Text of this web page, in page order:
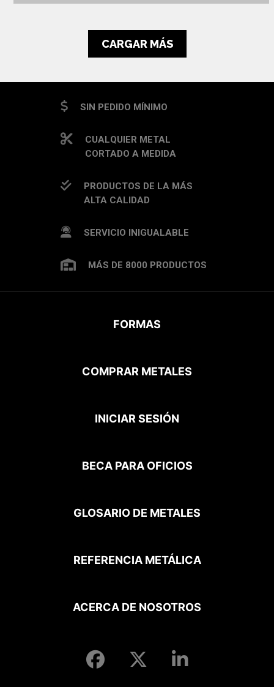
CARGAR MÁS
SIN PEDIDO MÍNIMO
CUALQUIER METAL
CORTADO A MEDIDA
PRODUCTOS DE LA MÁS
ALTA CALIDAD
SERVICIO INIGUALABLE
MÁS DE 8000 PRODUCTOS
FORMAS
COMPRAR METALES
INICIAR SESIÓN
BECA PARA OFICIOS
GLOSARIO DE METALES
REFERENCIA METÁLICA
ACERCA DE NOSOTROS